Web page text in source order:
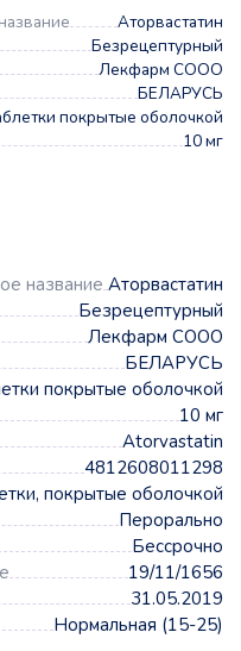
Аторвастатин
Безрецептурный
Лекфарм СООО
БЕЛАРУСЬ
покрытые оболочкой
10 мг
название Аторвастатин
Безрецептурный
Лекфарм СООО
БЕЛАРУСЬ
покрытые оболочкой
10 мг
Atorvastatin
4812608011298
покрытые оболочкой
Перорально
Бессрочно
19/11/1656
31.05.2019
Нормальная (15-25)